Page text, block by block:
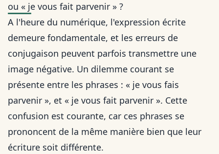
ou « je vous fait parvenir » ?
A l'heure du numérique, l'expression écrite
demeure fondamentale, et les erreurs de
conjugaison peuvent parfois transmettre une
image négative. Un dilemme courant se
présente entre les phrases : « je vous fais
parvenir », et « je vous fait parvenir ». Cette
confusion est courante, car ces phrases se
prononcent de la même manière bien que leur
écriture soit différente.